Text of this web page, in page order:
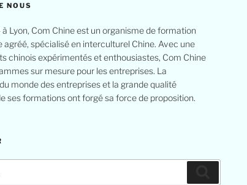
NOUS
à Lyon, Com Chine est un organisme de formation
agréé, spécialisé en interculturel Chine. Avec une
chinois expérimentés et enthousiastes, Com Chine
sur mesure pour les entreprises. La
monde des entreprises et la grande qualité
ses formations ont forgé sa force de proposition.